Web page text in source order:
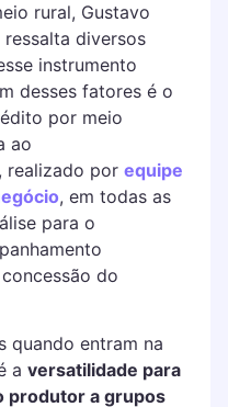
rural, Gustavo
ressalta diversos
instrumento
desses fatores é o
por meio
ao
realizado por equipe
, em todas as
para o
do
quando entram na
a versatilidade para
produtor a grupos